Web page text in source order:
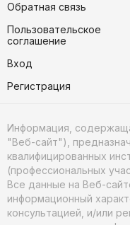
Обратная связь
Пользовательское
соглашение
Вход
Регистрация
Информация,
"Веб-сайт"),
квалифицированных
(профессиональных
Все данные на Веб-
информационный
консультацией, и/или